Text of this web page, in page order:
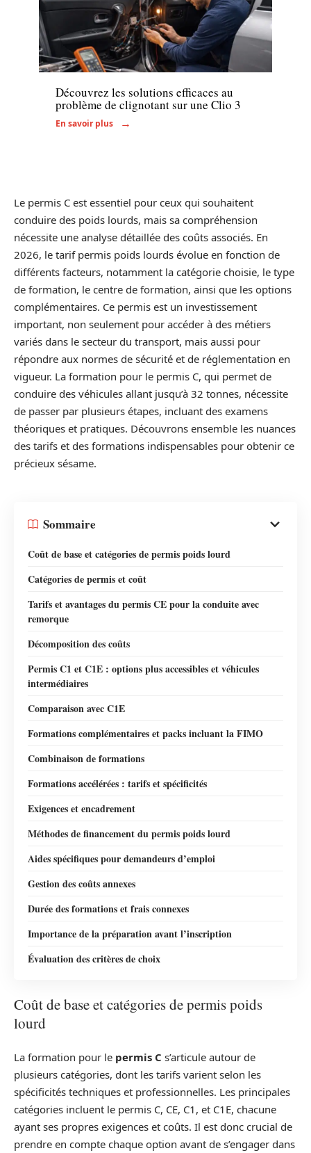
Voiture
Découvrez les solutions efficaces au
problème de clignotant sur une Clio 3
En savoir plus
Le permis C est essentiel pour ceux qui souhaitent
conduire des poids lourds, mais sa compréhension
nécessite une analyse détaillée des coûts associés. En
2026, le tarif permis poids lourds évolue en fonction de
différents facteurs, notamment la catégorie choisie, le type
de formation, le centre de formation, ainsi que les options
complémentaires. Ce permis est un investissement
important, non seulement pour accéder à des métiers
variés dans le secteur du transport, mais aussi pour
répondre aux normes de sécurité et de réglementation en
vigueur. La formation pour le permis C, qui permet de
conduire des véhicules allant jusqu’à 32 tonnes, nécessite
de passer par plusieurs étapes, incluant des examens
théoriques et pratiques. Découvrons ensemble les nuances
des tarifs et des formations indispensables pour obtenir ce
précieux sésame.
Sommaire
Coût de base et catégories de permis poids lourd
Catégories de permis et coût
Tarifs et avantages du permis CE pour la conduite avec
remorque
Décomposition des coûts
Permis C1 et C1E : options plus accessibles et véhicules
intermédiaires
Comparaison avec C1E
Formations complémentaires et packs incluant la FIMO
Combinaison de formations
Formations accélérées : tarifs et spécificités
Exigences et encadrement
Méthodes de financement du permis poids lourd
Aides spécifiques pour demandeurs d’emploi
Gestion des coûts annexes
Durée des formations et frais connexes
Importance de la préparation avant l’inscription
Évaluation des critères de choix
Coût de base et catégories de permis poids
lourd
La formation pour le permis C s’articule autour de
plusieurs catégories, dont les tarifs varient selon les
spécificités techniques et professionnelles. Les principales
catégories incluent le permis C, CE, C1, et C1E, chacune
ayant ses propres exigences et coûts. Il est donc crucial de
prendre en compte chaque option avant de s’engager dans